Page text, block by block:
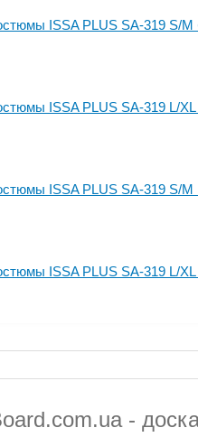
ISSA PLUS SA-319 S/
ISSA PLUS SA-319 L/XL
ISSA PLUS SA-319 S/M
ISSA PLUS SA-319 L/
-